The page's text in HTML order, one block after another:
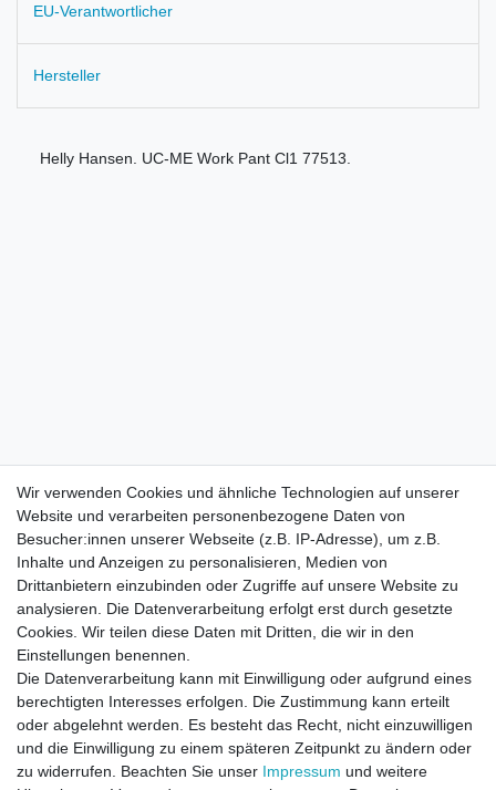
EU-Verantwortlicher
Hersteller
Helly Hansen. UC-ME Work Pant Cl1 77513.
Wir verwenden Cookies und ähnliche Technologien auf unserer
Website und verarbeiten personenbezogene Daten von
Besucher:innen unserer Webseite (z.B. IP-Adresse), um z.B.
Inhalte und Anzeigen zu personalisieren, Medien von
Drittanbietern einzubinden oder Zugriffe auf unsere Website zu
analysieren. Die Datenverarbeitung erfolgt erst durch gesetzte
Cookies. Wir teilen diese Daten mit Dritten, die wir in den
Einstellungen benennen.
Die Datenverarbeitung kann mit Einwilligung oder aufgrund eines
berechtigten Interesses erfolgen. Die Zustimmung kann erteilt
oder abgelehnt werden. Es besteht das Recht, nicht einzuwilligen
und die Einwilligung zu einem späteren Zeitpunkt zu ändern oder
zu widerrufen. Beachten Sie unser Impressum und weitere